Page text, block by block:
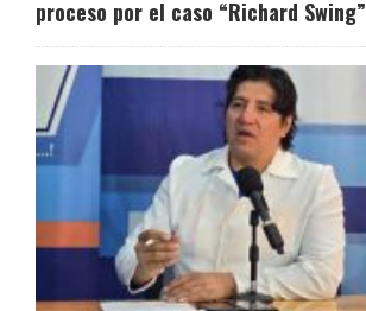
proceso por el caso “Richard Swing”